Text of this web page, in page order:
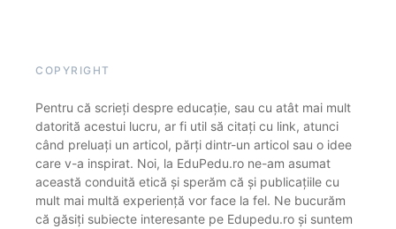
COPYRIGHT
Pentru că scrieți despre educație, sau cu atât mai mult
datorită acestui lucru, ar fi util să citați cu link, atunci
când preluați un articol, părți dintr-un articol sau o idee
care v-a inspirat. Noi, la EduPedu.ro ne-am asumat
această conduită etică și sperăm că și publicațiile cu
mult mai multă experiență vor face la fel. Ne bucurăm
că găsiți subiecte interesante pe Edupedu.ro și suntem